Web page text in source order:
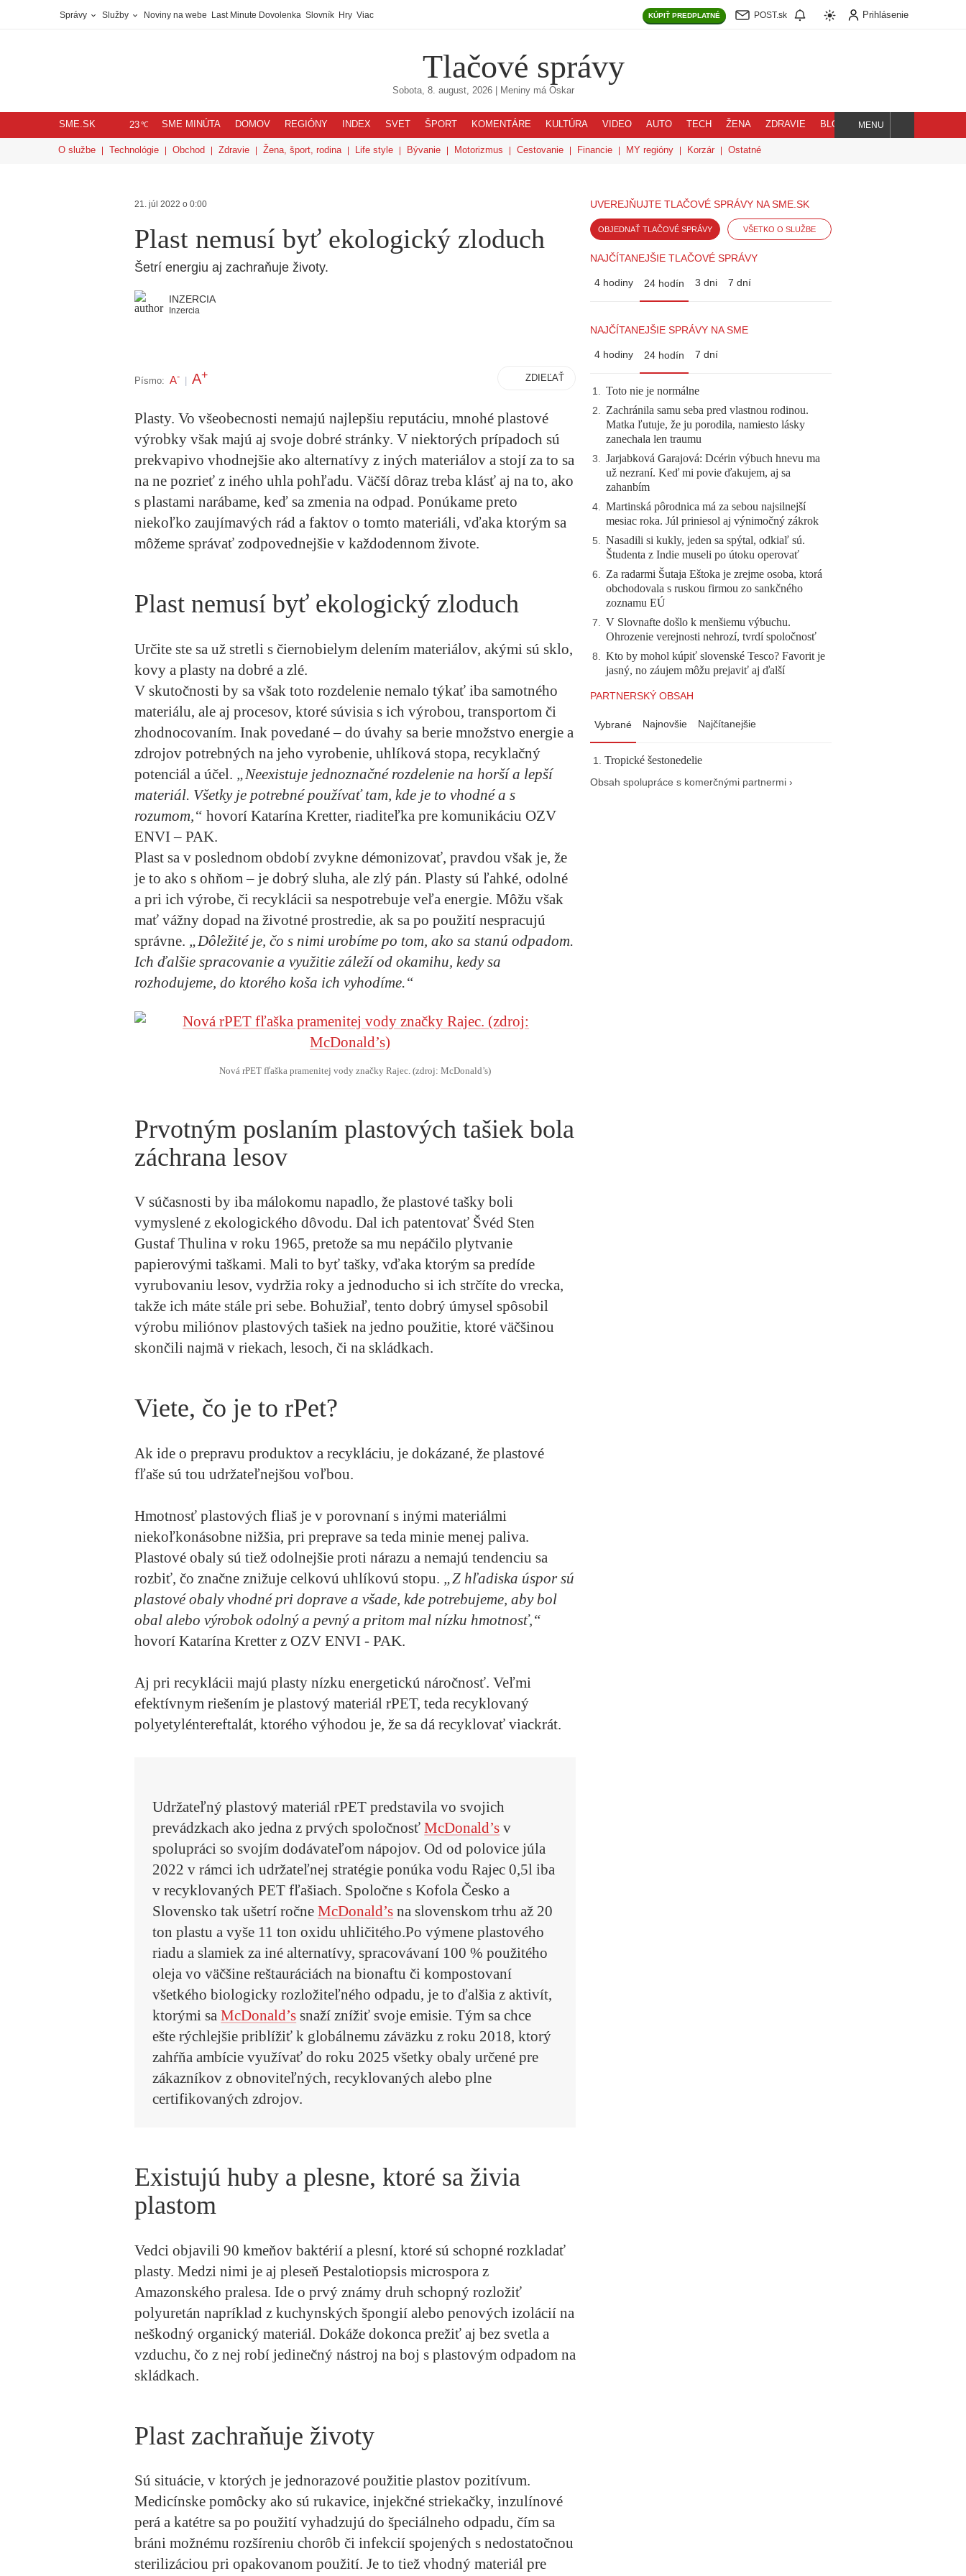
Správy Služby Noviny na webe Last Minute Dovolenka Slovník Hry Viac KÚPIŤ PREDPLATNÉ POST.sk Prihlásenie
Tlačové správy
Sobota, 8. august, 2026| Meniny má Oskar
SME.SK 23℃ SME MINÚTA DOMOV REGIÓNY INDEX SVET ŠPORT KOMENTÁRE KULTÚRA VIDEO AUTO TECH ŽENA ZDRAVIE BLOG
Hľadaj
MENU
O službe Technológie Obchod Zdravie Žena, šport, rodina Life style Bývanie Motorizmus Cestovanie Financie MY regióny Korzár Ostatné
21. júl 2022 o 0:00
Plast nemusí byť ekologický zloduch
Šetrí energiu aj zachraňuje životy.
INZERCIA
Inzercia
Písmo: A- A+ ZDIEĽAŤ
Plasty. Vo všeobecnosti nemajú najlepšiu reputáciu, mnohé plastové
výrobky však majú aj svoje dobré stránky. V niektorých prípadoch sú
prekvapivo vhodnejšie ako alternatívy z iných materiálov a stojí za to sa
na ne pozrieť z iného uhla pohľadu. Väčší dôraz treba klásť aj na to, ako
s plastami narábame, keď sa zmenia na odpad. Ponúkame preto
niekoľko zaujímavých rád a faktov o tomto materiáli, vďaka ktorým sa
môžeme správať zodpovednejšie v každodennom živote.
Plast nemusí byť ekologický zloduch
Určite ste sa už stretli s čiernobielym delením materiálov, akými sú sklo,
kovy a plasty na dobré a zlé.
V skutočnosti by sa však toto rozdelenie nemalo týkať iba samotného
materiálu, ale aj procesov, ktoré súvisia s ich výrobou, transportom či
zhodnocovaním. Inak povedané – do úvahy sa berie množstvo energie a
zdrojov potrebných na jeho vyrobenie, uhlíková stopa, recyklačný
potenciál a účel. „Neexistuje jednoznačné rozdelenie na horší a lepší
materiál. Všetky je potrebné používať tam, kde je to vhodné a s
rozumom,“ hovorí Katarína Kretter, riaditeľka pre komunikáciu OZV
ENVI – PAK.
Plast sa v poslednom období zvykne démonizovať, pravdou však je, že
je to ako s ohňom – je dobrý sluha, ale zlý pán. Plasty sú ľahké, odolné
a pri ich výrobe, či recyklácii sa nespotrebuje veľa energie. Môžu však
mať vážny dopad na životné prostredie, ak sa po použití nespracujú
správne. „Dôležité je, čo s nimi urobíme po tom, ako sa stanú odpadom.
Ich ďalšie spracovanie a využitie záleží od okamihu, kedy sa
rozhodujeme, do ktorého koša ich vyhodíme.“
Nová rPET fľaška pramenitej vody značky Rajec. (zdroj: McDonald’s)
Prvotným poslaním plastových tašiek bola
záchrana lesov
V súčasnosti by iba málokomu napadlo, že plastové tašky boli
vymyslené z ekologického dôvodu. Dal ich patentovať Švéd Sten
Gustaf Thulina v roku 1965, pretože sa mu nepáčilo plytvanie
papierovými taškami. Mali to byť tašky, vďaka ktorým sa predíde
vyrubovaniu lesov, vydržia roky a jednoducho si ich strčíte do vrecka,
takže ich máte stále pri sebe. Bohužiaľ, tento dobrý úmysel spôsobil
výrobu miliónov plastových tašiek na jedno použitie, ktoré väčšinou
skončili najmä v riekach, lesoch, či na skládkach.
Viete, čo je to rPet?
Ak ide o prepravu produktov a recykláciu, je dokázané, že plastové
fľaše sú tou udržateľnejšou voľbou.
Hmotnosť plastových fliaš je v porovnaní s inými materiálmi
niekoľkonásobne nižšia, pri preprave sa teda minie menej paliva.
Plastové obaly sú tiež odolnejšie proti nárazu a nemajú tendenciu sa
rozbiť, čo značne znižuje celkovú uhlíkovú stopu. „Z hľadiska úspor sú
plastové obaly vhodné pri doprave a všade, kde potrebujeme, aby bol
obal alebo výrobok odolný a pevný a pritom mal nízku hmotnosť,“
hovorí Katarína Kretter z OZV ENVI - PAK.
Aj pri recyklácii majú plasty nízku energetickú náročnosť. Veľmi
efektívnym riešením je plastový materiál rPET, teda recyklovaný
polyetyléntereftalát, ktorého výhodou je, že sa dá recyklovať viackrát.
Udržateľný plastový materiál rPET predstavila vo svojich
prevádzkach ako jedna z prvých spoločnosťMcDonald’s v
spolupráci so svojím dodávateľom nápojov. Od od polovice júla
2022 v rámci ich udržateľnej stratégie ponúka vodu Rajec 0,5l iba
v recyklovaných PET fľašiach. Spoločne s Kofola Česko a
Slovensko tak ušetrí ročneMcDonald’s na slovenskom trhu až 20
ton plastu a vyše 11 ton oxidu uhličitého.Po výmene plastového
riadu a slamiek za iné alternatívy, spracovávaní 100 % použitého
oleja vo väčšine reštauráciách na bionaftu či kompostovaní
všetkého biologicky rozložiteľného odpadu, je to ďalšia z aktivít,
ktorými saMcDonald’s snaží znížiť svoje emisie. Tým sa chce
ešte rýchlejšie priblížiť k globálnemu záväzku z roku 2018, ktorý
zahŕňa ambície využívať do roku 2025 všetky obaly určené pre
zákazníkov z obnoviteľných, recyklovaných alebo plne
certifikovaných zdrojov.
Existujú huby a plesne, ktoré sa živia
plastom
Vedci objavili 90 kmeňov baktérií a plesní, ktoré sú schopné rozkladať
plasty. Medzi nimi je aj pleseň Pestalotiopsis microspora z
Amazonského pralesa. Ide o prvý známy druh schopný rozložiť
polyuretán napríklad z kuchynských špongií alebo penových izolácií na
neškodný organický materiál. Dokáže dokonca prežiť aj bez svetla a
vzduchu, čo z nej robí jedinečný nástroj na boj s plastovým odpadom na
skládkach.
Plast zachraňuje životy
Sú situácie, v ktorých je jednorazové použitie plastov pozitívum.
Medicínske pomôcky ako sú rukavice, injekčné striekačky, inzulínové
perá a katétre sa po použití vyhadzujú do špeciálneho odpadu, čím sa
bráni možnému rozšíreniu chorôb či infekcií spojených s nedostatočnou
sterilizáciou pri opakovanom použití. Je to tiež vhodný materiál pre
UVEREJŇUJTE TLAČOVÉ SPRÁVY NA SME.SK
OBJEDNAŤ TLAČOVÉ SPRÁVY VŠETKO O SLUŽBE
NAJČÍTANEJŠIE TLAČOVÉ SPRÁVY
4 hodiny 24 hodín 3 dni 7 dní
NAJČÍTANEJŠIE SPRÁVY NA SME
4 hodiny 24 hodín 7 dní
1. Toto nie je normálne
2. Zachránila samu seba pred vlastnou rodinou.
Matka ľutuje, že ju porodila, namiesto lásky
zanechala len traumu
3. Jarjabková Garajová: Dcérin výbuch hnevu ma
už nezraní. Keď mi povie ďakujem, aj sa
zahanbím
4. Martinská pôrodnica má za sebou najsilnejší
mesiac roka. Júl priniesol aj výnimočný zákrok
5. Nasadili si kukly, jeden sa spýtal, odkiaľ sú.
Študenta z Indie museli po útoku operovať
6. Za radarmi Šutaja Eštoka je zrejme osoba, ktorá
obchodovala s ruskou firmou zo sankčného
zoznamu EÚ
7. V Slovnafte došlo k menšiemu výbuchu.
Ohrozenie verejnosti nehrozí, tvrdí spoločnosť
8. Kto by mohol kúpiť slovenské Tesco? Favorit je
jasný, no záujem môžu prejaviť aj ďalší
PARTNERSKÝ OBSAH
Vybrané Najnovšie Najčítanejšie
Tropické šestonedelie
Obsah spolupráce s komerčnými partnermi ›